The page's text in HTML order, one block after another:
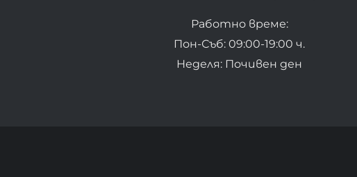
Работно време:
Пон-Съб: 09:00-19:00 ч.
Неделя: Почивен ден